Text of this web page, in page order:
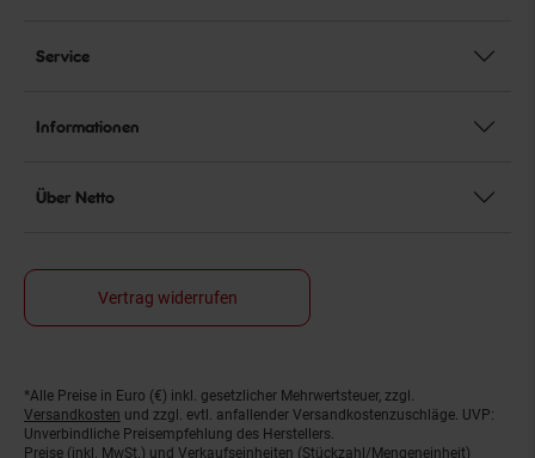
Service
Informationen
Über Netto
Vertrag widerrufen
Fußnoten
*Alle Preise in Euro (€) inkl. gesetzlicher Mehrwertsteuer, zzgl.
Versandkosten und zzgl. evtl. anfallender Versandkostenzuschläge. UVP:
Unverbindliche Preisempfehlung des Herstellers.
Preise (inkl. MwSt.) und Verkaufseinheiten (Stückzahl/Mengeneinheit)